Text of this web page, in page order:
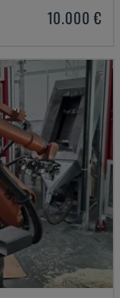
10.000 €